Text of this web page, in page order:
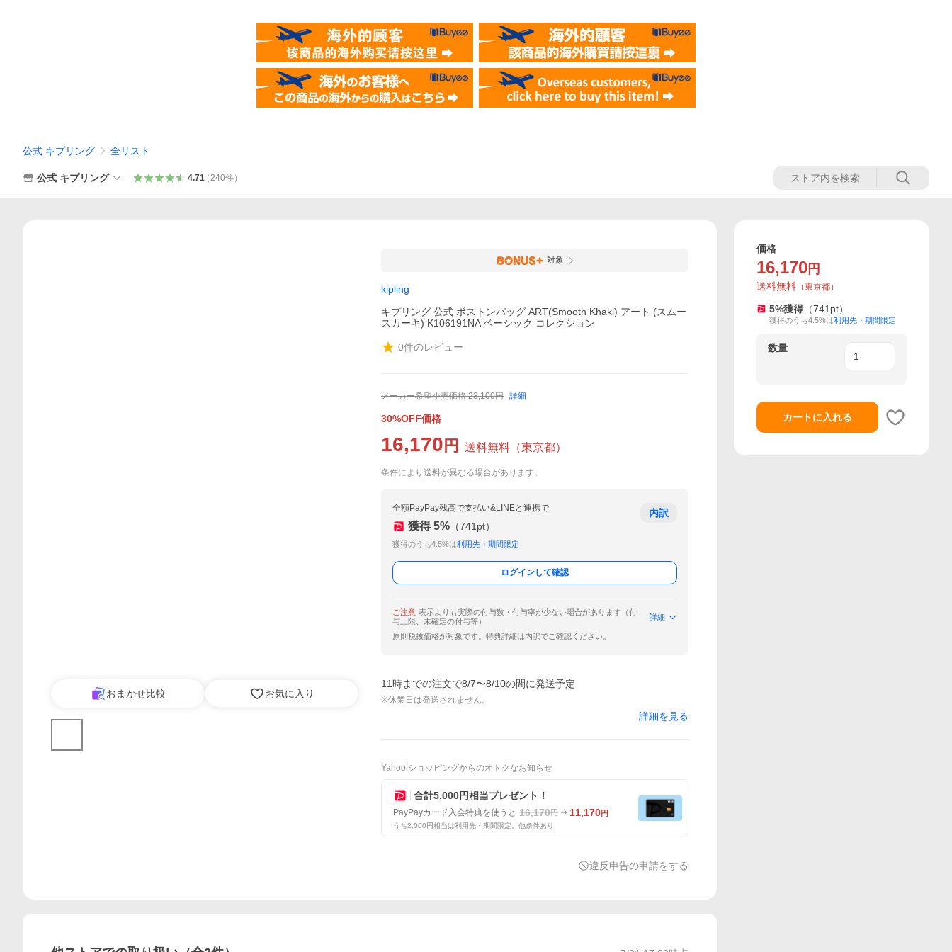
公式 キプリング 全リスト
公式 キプリング 4.71（240件）
おまかせ比較 お気に入り
対象
kipling
キプリング 公式 ボストンバッグ ART(Smooth Khaki) アート (スムー
スカーキ) K106191NA ベーシック コレクション
0件のレビュー
メーカー希望小売価格 23,100円 詳細
30%OFF価格
16,170 円 送料無料 （東京都）
条件により送料が異なる場合があります。
全額PayPay残高で支払い&LINEと連携で
獲得 5% （741 pt）
獲得のうち4.5%は利用先・期間限定
内訳
ログインして確認
ご注意 表示よりも実際の付与数・付与率が少ない場合があります（付
与上限、未確定の付与等）
詳細
原則税抜価格が対象です。特典詳細は内訳でご確認ください。
11時までの注文で8/7〜8/10の間に発送予定
※休業日は発送されません。
詳細を見る
Yahoo!ショッピングからのオトクなお知らせ
合計5,000円相当プレゼント！
PayPayカード入会特典を使うと 16,170円 11,170円
うち2,000円相当は利用先・期間限定。他条件あり
違反申告の申請をする
価格
16,170 円
送料無料 （東京都）
5%獲得 （741 pt）
獲得のうち4.5%は利用先・期間限定
数量
カートに入れる